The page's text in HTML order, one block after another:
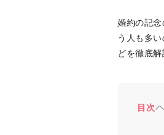
婚約の記
う人も多
どを徹底
目次